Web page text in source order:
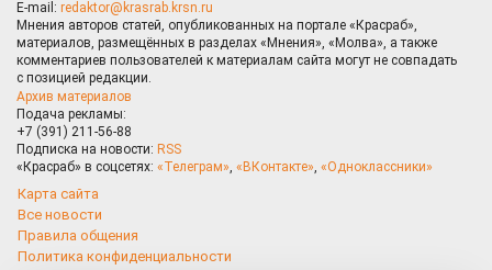
E-mail: redaktor@krasrab.krsn.ru
Мнения авторов статей, опубликованных на портале «Красраб»,
материалов, размещённых в разделах «Мнения», «Молва», а также
комментариев пользователей к материалам сайта могут не совпадать
с позицией редакции.
Архив материалов
Подача рекламы:
+7 (391) 211-56-88
Подписка на новости: RSS
«Красраб» в соцсетях: «Телеграм», «ВКонтакте», «Одноклассники»
Карта сайта
Все новости
Правила общения
Политика конфиденциальности